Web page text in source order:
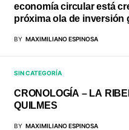
economía circular está
próxima ola de inversión
BY MAXIMILIANO ESPINOSA
SIN CATEGORÍA
CRONOLOGÍA – LA
QUILMES
BY MAXIMILIANO ESPINOSA